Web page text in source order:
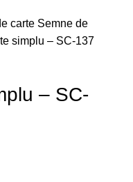
carte Semne de
simplu – SC-137
– SC-